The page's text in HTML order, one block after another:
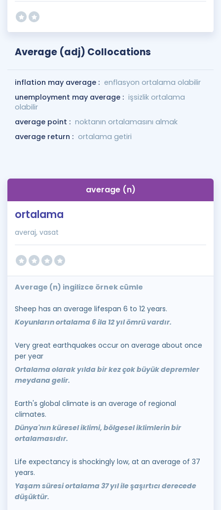
Average (adj) Collocations
inflation may average : enflasyon ortalama olabilir
unemployment may average : işsizlik ortalama
olabilir
average point : noktanın ortalamasını almak
average return : ortalama getiri
average (n)
ortalama
averaj, vasat
Average (n) ingilizce örnek cümle
Sheep has an average lifespan 6 to 12 years.
Koyunların ortalama 6 ila 12 yıl ömrü vardır.
Very great earthquakes occur on average about once
per year
Ortalama olarak yılda bir kez çok büyük depremler
meydana gelir.
Earth's global climate is an average of regional
climates.
Dünya'nın küresel iklimi, bölgesel iklimlerin bir
ortalamasıdır.
Life expectancy is shockingly low, at an average of 37
years.
Yaşam süresi ortalama 37 yıl ile şaşırtıcı derecede
düşüktür.